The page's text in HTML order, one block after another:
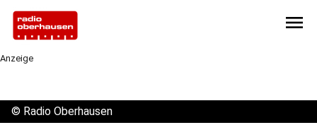
menu
Anzeige
© Radio Oberhausen